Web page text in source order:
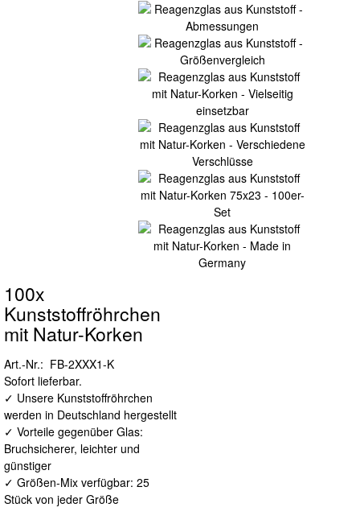
100x
Kunststoffröhrchen
mit Natur-Korken
Art.-Nr.: FB-2XXX1-K
Sofort lieferbar.
✓ Unsere Kunststoffröhrchen
werden in Deutschland hergestellt
✓ Vorteile gegenüber Glas:
Bruchsicherer, leichter und
günstiger
✓ Größen-Mix verfügbar: 25
Stück von jeder Größe